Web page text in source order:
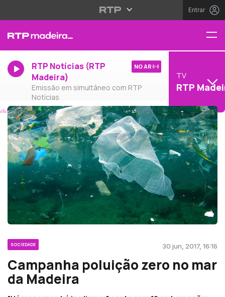
Entrar
RTP Notícias (RTP
Madeira)
Emissão em simultâneo com RTP
Notícias
NO AR
TV
RTP
SOCIEDADE 30 jun, 2017, 16:16
Campanha poluição zero no mar
da Madeira